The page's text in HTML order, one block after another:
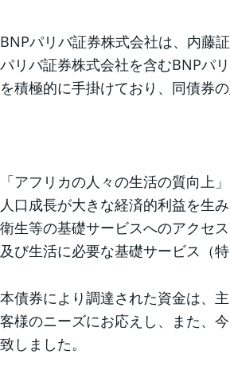
BNPパリバ証券株式会社は、内藤
パリバ証券株式会社を含むBNPパ
を積極的に手掛けており、同債券
「アフリカの人々の生活の質向上
人口成長が大きな経済的利益を生
衛生等の基礎サービスへのアクセ
及び生活に必要な基礎サービス（
本債券により調達された資金は、
客様のニーズにお応えし、また、
致しました。